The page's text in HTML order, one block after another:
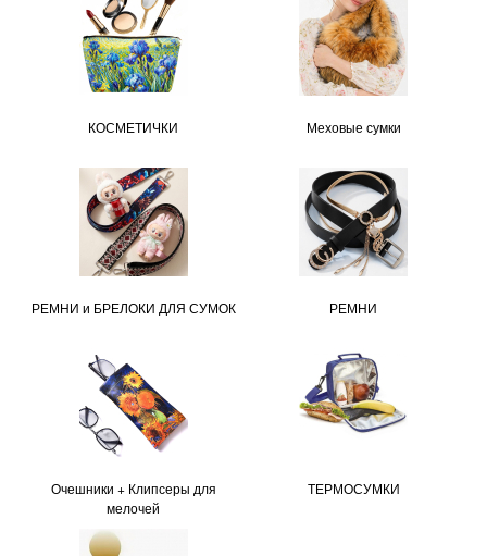
КОСМЕТИЧКИ Меховые сумки
РЕМНИ и БРЕЛОКИ ДЛЯ СУМОК РЕМНИ
Очешники + Клипсеры для
мелочей
ТЕРМОСУМКИ